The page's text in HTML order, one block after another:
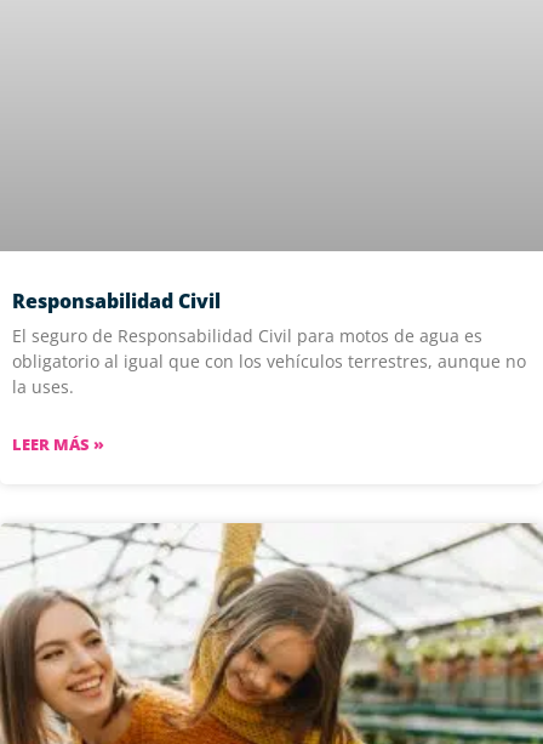
Responsabilidad Civil
El seguro de Responsabilidad Civil para motos de agua es
obligatorio al igual que con los vehículos terrestres, aunque no
la uses.
LEER MÁS »